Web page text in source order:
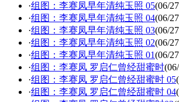
·组图：李赛凤早年清纯玉照 05(06/
·组图：李赛凤早年清纯玉照 04(06/
·组图：李赛凤早年清纯玉照 03(06/
·组图：李赛凤早年清纯玉照 02(06/
·组图：李赛凤早年清纯玉照 01(06/
·组图：李赛凤 罗启仁曾经甜蜜时
·组图：李赛凤 罗启仁曾经甜蜜时 05
·组图：李赛凤 罗启仁曾经甜蜜时 04